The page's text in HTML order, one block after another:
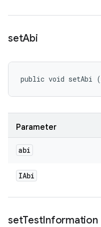
setAbi
public void setAbi (
Parameter
abi
IAbi
setTestInformation